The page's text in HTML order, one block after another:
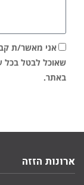
אני מאשר/ת
שאוכל לבטל בכל
באתר.
ארונות הזזה